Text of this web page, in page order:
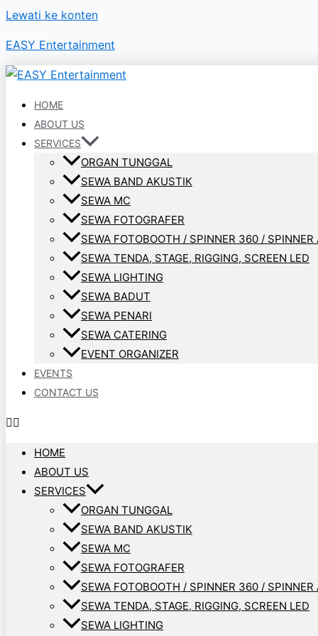
Lewati ke konten
EASY Entertainment
HOME
ABOUT US
SERVICES
ORGAN TUNGGAL
SEWA BAND AKUSTIK
SEWA MC
SEWA FOTOGRAFER
SEWA FOTOBOOTH / SPINNER 360 / SPINNER
SEWA TENDA, STAGE, RIGGING, SCREEN LED
SEWA LIGHTING
SEWA BADUT
SEWA PENARI
SEWA CATERING
EVENT ORGANIZER
EVENTS
CONTACT US
HOME
ABOUT US
SERVICES
ORGAN TUNGGAL
SEWA BAND AKUSTIK
SEWA MC
SEWA FOTOGRAFER
SEWA FOTOBOOTH / SPINNER 360 / SPINNER
SEWA TENDA, STAGE, RIGGING, SCREEN LED
SEWA LIGHTING